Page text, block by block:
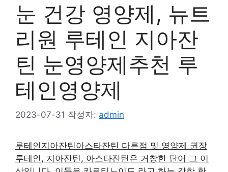
눈 건강 영양제, 뉴트
리원 루테인 지아잔
틴 눈영양제추천 루
테인영양제
2023-07-31 작성자: admin
루테인지아잔틴아스타잔틴 다른점 및 영양제 권장
루테인, 지아잔틴, 아스타잔틴은 거창한 단어 그 이